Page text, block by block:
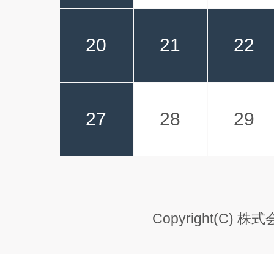
20 21 22
27 28 29
Copyright(C) 株式